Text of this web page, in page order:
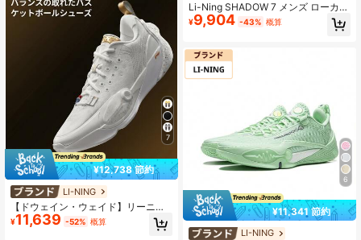
7
¥12,738 節約
LI-NING
【ドウェイン・ウェイド】リーニン
ウェイド オールシティ 13 メンズ ス
クイーカー バスケットボール ゲーム
¥11,639 -52% 概算
Li-Ning SHADOW 7 メンズ ローカッ
ト バスケットボールシューズ、フル
パーム BOOM クッショニング 滑り
003 ABPV011
¥9,904 -43% 概算
6
¥11,341 節約
LI-NING